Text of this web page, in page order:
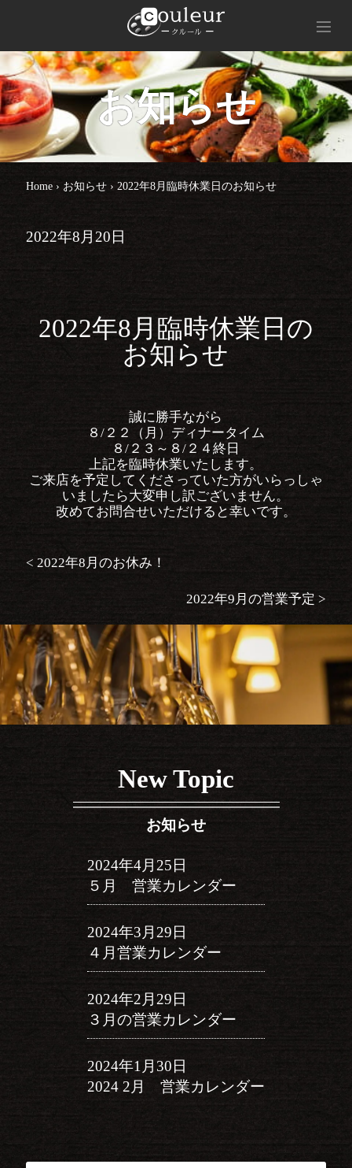
お知らせ
Home › お知らせ › 2022年8月臨時休業日のお知らせ
2022年8月20日
2022年8月臨時休業日の
お知らせ
誠に勝手ながら
８/２２（月）ディナータイム
８/２３～８/２４終日
上記を臨時休業いたします。
ご来店を予定してくださっていた方がいらっしゃ
いましたら大変申し訳ございません。
改めてお問合せいただけると幸いです。
投
ナ
ビ
ゲ
ー
< 2022年8月のお休み！
2022年9月の営業予定>
New Topic
お知らせ
2024年4月25日
５月 営業カレンダー
2024年3月29日
４月営業カレンダー
2024年2月29日
３月の営業カレンダー
2024年1月30日
2024 2月 営業カレンダー